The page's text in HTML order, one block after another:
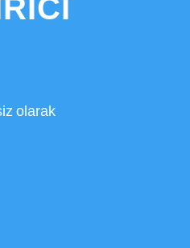
olarak